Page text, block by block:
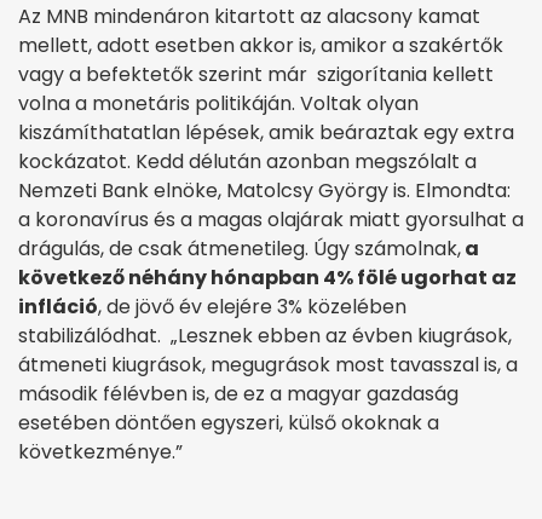
Az MNB mindenáron kitartott az alacsony kamat
mellett, adott esetben akkor is, amikor a szakértők
vagy a befektetők szerint már szigorítania kellett
volna a monetáris politikáján. Voltak olyan
kiszámíthatatlan lépések, amik beáraztak egy extra
kockázatot. Kedd délután azonban megszólalt a
Nemzeti Bank elnöke, Matolcsy György is. Elmondta:
a koronavírus és a magas olajárak miatt gyorsulhat a
drágulás, de csak átmenetileg. Úgy számolnak,a
következő néhány hónapban 4% fölé ugorhat az
infláció, de jövő év elejére 3% közelében
stabilizálódhat. „Lesznek ebben az évben kiugrások,
átmeneti kiugrások, megugrások most tavasszal is, a
második félévben is, de ez a magyar gazdaság
esetében döntően egyszeri, külső okoknak a
következménye.”